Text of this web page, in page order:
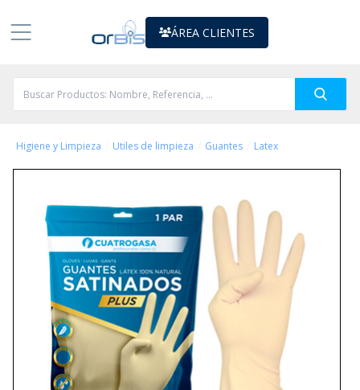
ÁREA CLIENTES
Higiene y Limpieza Utiles de limpieza Guantes Latex